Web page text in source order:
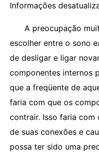
Informações
A preocupação
escolher entre o sono
de desligar e ligar
componentes internos
que a freqüente de
faria com que os
contrair. Isso faria com
de suas conexões e
possa ter sido uma